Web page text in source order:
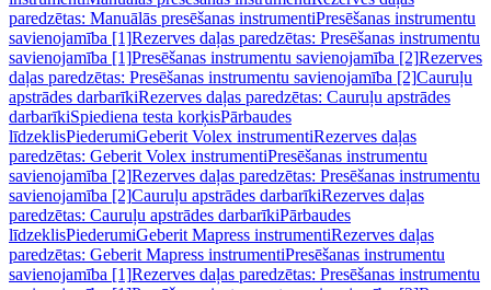
paredzētas: Manuālās presēšanas instrumentiPresēšanas instrumentu
savienojamība [1]Rezerves daļas paredzētas: Presēšanas instrumentu
savienojamība [1]Presēšanas instrumentu savienojamība [2]Rezerves
daļas paredzētas: Presēšanas instrumentu savienojamība [2]Cauruļu
apstrādes darbarīkiRezerves daļas paredzētas: Cauruļu apstrādes
darbarīkiSpiediena testa korķisPārbaudes
līdzeklisPiederumiGeberit Volex instrumentiRezerves daļas
paredzētas: Geberit Volex instrumentiPresēšanas instrumentu
savienojamība [2]Rezerves daļas paredzētas: Presēšanas instrumentu
savienojamība [2]Cauruļu apstrādes darbarīkiRezerves daļas
paredzētas: Cauruļu apstrādes darbarīkiPārbaudes
līdzeklisPiederumiGeberit Mapress instrumentiRezerves daļas
paredzētas: Geberit Mapress instrumentiPresēšanas instrumentu
savienojamība [1]Rezerves daļas paredzētas: Presēšanas instrumentu